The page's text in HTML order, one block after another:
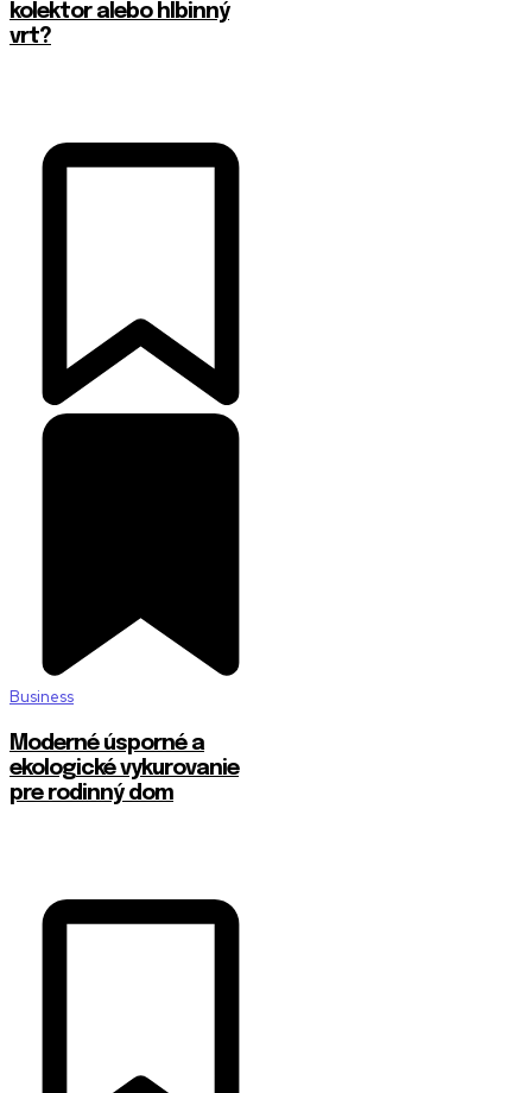
kolektor alebo hlbinný
vrt?
Business
Moderné úsporné a
ekologické vykurovanie
pre rodinný dom